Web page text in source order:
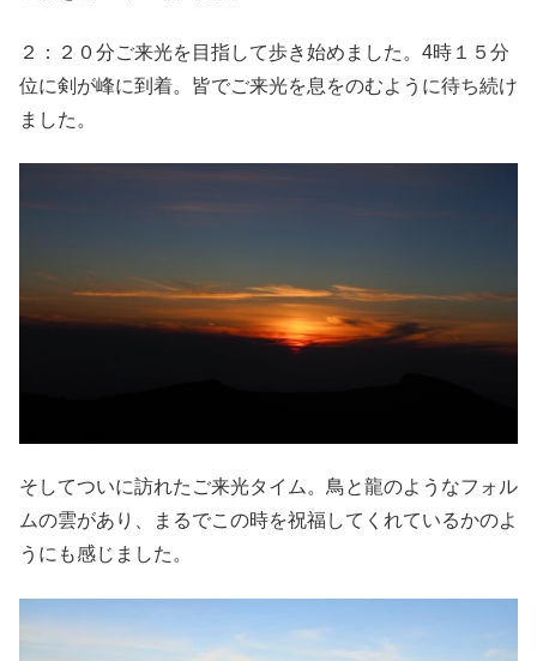
２：２０分ご来光を目指して歩き始めました。4時１５分
位に剣が峰に到着。皆でご来光を息をのむように待ち続け
ました。
そしてついに訪れたご来光タイム。鳥と龍のようなフォル
ムの雲があり、まるでこの時を祝福してくれているかのよ
うにも感じました。